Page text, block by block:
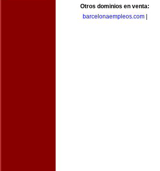
Otros dominios en venta:
barcelonaempleos.com|